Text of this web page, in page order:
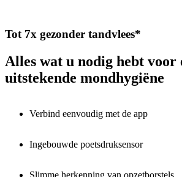
Tot 7x gezonder tandvlees*
Alles wat u nodig hebt voor
uitstekende mondhygiëne
Verbind eenvoudig met de app
Ingebouwde poetsdruksensor
Slimme herkenning van opzetborstels